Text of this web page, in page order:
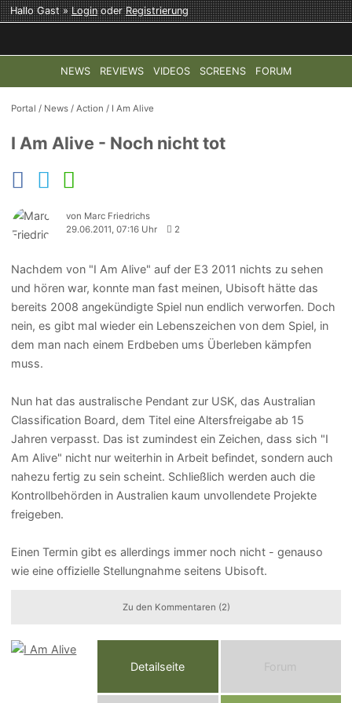
Hallo Gast »LoginoderRegistrierung
NEWS REVIEWS VIDEOS SCREENS FORUM
TOP-THEMEN: COD: MODERN WARFARE 4 HALO:
Portal / News /Action / I Am Alive
I Am Alive - Noch nicht tot
von Marc Friedrichs
29.06.2011, 07:16 Uhr
2
Nachdem von "I Am Alive" auf der E3 2011 nichts zu sehen
und hören war, konnte man fast meinen, Ubisoft hätte das
bereits 2008 angekündigte Spiel nun endlich verworfen. Doch
nein, es gibt mal wieder ein Lebenszeichen von dem Spiel, in
dem man nach einem Erdbeben ums Überleben kämpfen
muss.
Nun hat das australische Pendant zur USK, das Australian
Classification Board, dem Titel eine Altersfreigabe ab 15
Jahren verpasst. Das ist zumindest ein Zeichen, dass sich "I
Am Alive" nicht nur weiterhin in Arbeit befindet, sondern auch
nahezu fertig zu sein scheint. Schließlich werden auch die
Kontrollbehörden in Australien kaum unvollendete Projekte
freigeben.
Einen Termin gibt es allerdings immer noch nicht - genauso
wie eine offizielle Stellungnahme seitens Ubisoft.
Zu den Kommentaren (2)
Detailseite Forum